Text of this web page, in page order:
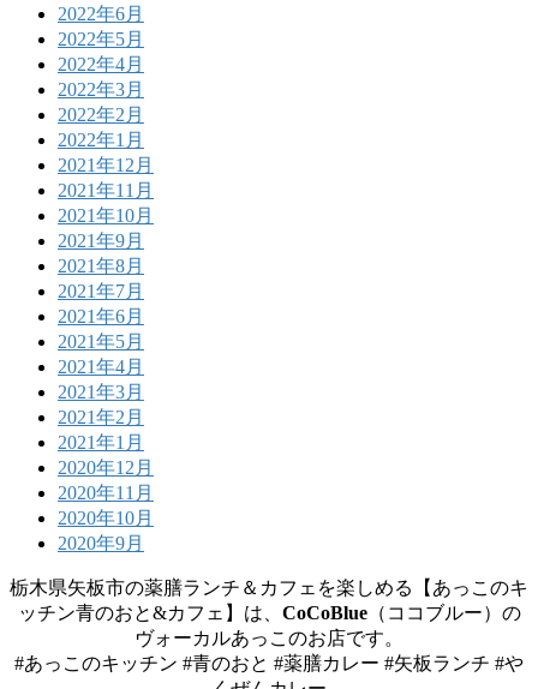
2022年6月
2022年5月
2022年4月
2022年3月
2022年2月
2022年1月
2021年12月
2021年11月
2021年10月
2021年9月
2021年8月
2021年7月
2021年6月
2021年5月
2021年4月
2021年3月
2021年2月
2021年1月
2020年12月
2020年11月
2020年10月
2020年9月
栃木県矢板市の薬膳ランチ＆カフェを楽しめる【あっこのキ
ッチン青のおと&カフェ】は、 CoCoBlue（ココブルー）の
ヴォーカルあっこのお店です。
#あっこのキッチン #青のおと #薬膳カレー #矢板ランチ #や